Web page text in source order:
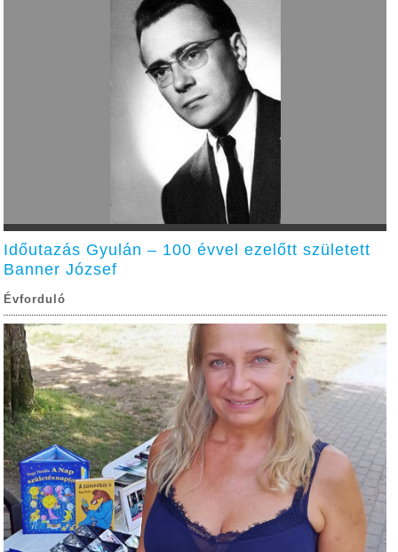
Időutazás Gyulán – 100 évvel ezelőtt született
Banner József
Évforduló